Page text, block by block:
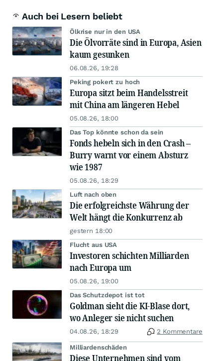
Auch bei Lesern beliebt
Ölkrise nur in den USA
Die Ölvorräte sind in Europa, Asien
kaum gesunken
06.08.26, 19:28
Peking pokert zu hoch
Europa sitzt beim Handelsstreit
mit China am längeren Hebel
05.08.26, 18:00
Das Top könnte schon da sein
Fonds hebeln sich in den Crash –
Burry warnt vor einem Absturz
wie 1987
05.08.26, 18:29
Luft nach oben
Die erfolgreichste Währung der
Welt hängt die Konkurrenz ab
gestern 18:00
Flucht aus USA
Investoren schichten Milliarden
nach Europa um
05.08.26, 19:00
Das Schutzdepot ist tot
Goldman sieht die KI-Blase dort,
wo Anleger sie nicht suchen
04.08.26, 18:29 2 Kommentare
Milliardenschäden
Diese Unternehmen sind vom